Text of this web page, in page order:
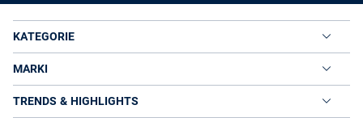
KATEGORIE
MARKI
TRENDS & HIGHLIGHTS